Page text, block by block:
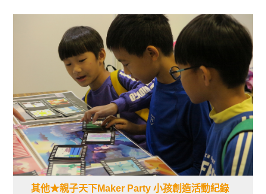
其他★親子天下Maker Party 小孩創造活動紀錄